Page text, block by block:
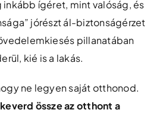
inkább ígéret, mint valóság, és
jórészt ál-biztonságérzet
pillanatában
kié is a lakás.
ne legyen saját otthonod.
össze az otthont a